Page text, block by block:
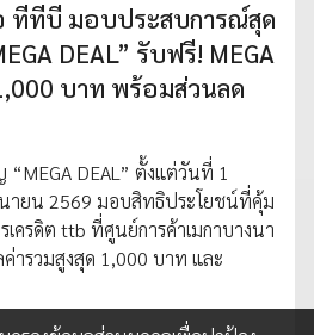
ทีทีบี มอบประสบการณ์สุด
DEAL” รับฟรี! MEGA
บาท พร้อมส่วนลด
DEAL” ตั้งแต่วันที่ 1
ายน 2569 มอบสิทธิประโยชน์ที่คุ้ม
เครดิต ttb ที่ศูนย์การค้าเมกาบางนา
ค่ารวมสูงสุด 1,000 บาท และ